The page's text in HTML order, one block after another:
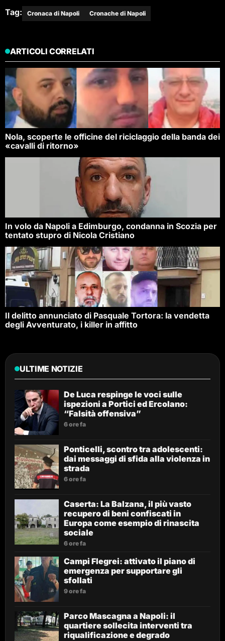
Tag: Cronaca di Napoli Cronache di Napoli
ARTICOLI CORRELATI
Nola, scoperte le officine del riciclaggio della banda dei
«cavalli di ritorno»
In volo da Napoli a Edimburgo, condanna in Scozia per
tentato stupro di Nicola Cristiano
Il delitto annunciato di Pasquale Tortora: la vendetta
degli Avventurato, i killer in affitto
ULTIME NOTIZIE
De Luca respinge le voci sulle
ispezioni a Portici ed Ercolano:
“Falsità offensiva”
6 ore fa
Ponticelli, scontro tra adolescenti:
dai messaggi di sfida alla violenza in
strada
6 ore fa
Caserta: La Balzana, il più vasto
recupero di beni confiscati in
Europa come esempio di rinascita
sociale
6 ore fa
Campi Flegrei: attivato il piano di
emergenza per supportare gli
sfollati
9 ore fa
Parco Mascagna a Napoli: il
quartiere sollecita interventi tra
riqualificazione e degrado